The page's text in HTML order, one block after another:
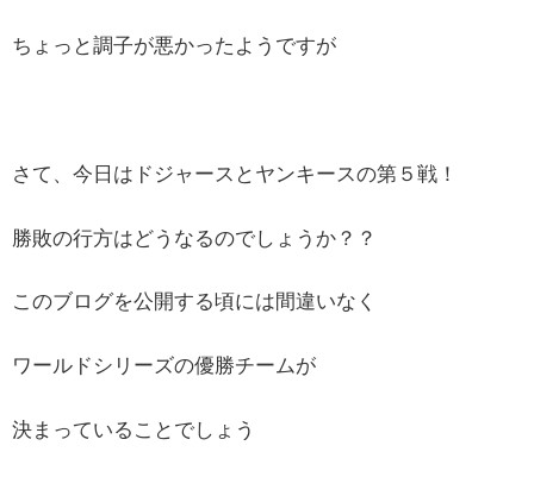
ちょっと調子が悪かったようですが
さて、今日はドジャースとヤンキースの第５戦！
勝敗の行方はどうなるのでしょうか？？
このブログを公開する頃には間違いなく
ワールドシリーズの優勝チームが
決まっていることでしょう